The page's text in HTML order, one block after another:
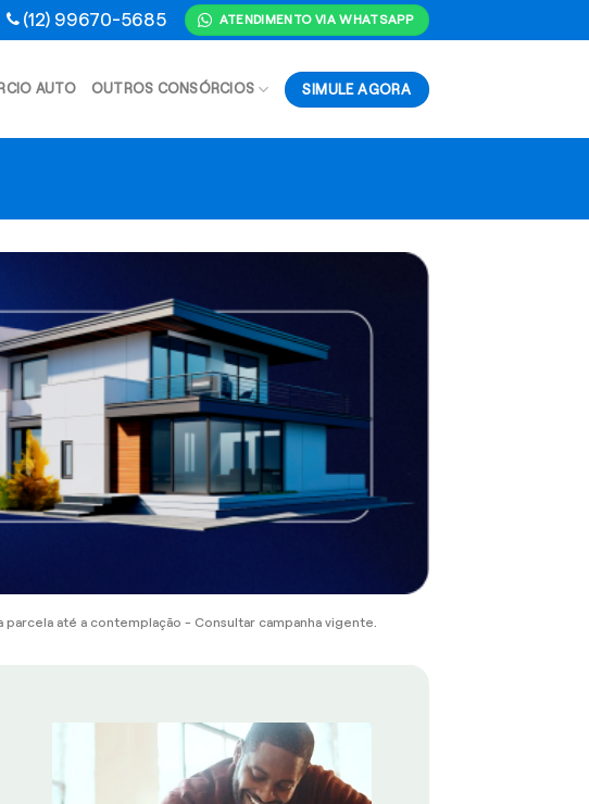
(12) 99670-5685 ATENDIMENTO VIA WHATSAPP
AUTO OUTROS CONSÓRCIOS SIMULE AGORA
parcela até a contemplação - Consultar campanha vigente.